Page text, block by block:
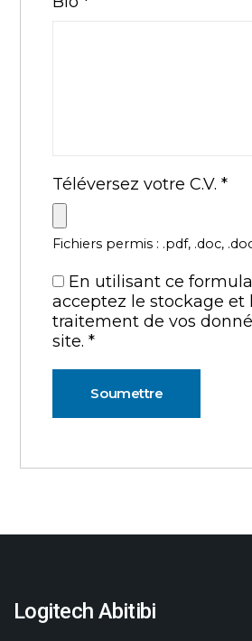
Téléversez votre C.V.*
Fichiers permis : .pdf, .doc,
En utilisant ce
acceptez le stockage et
traitement de vos
site.*
Logitech Abitibi